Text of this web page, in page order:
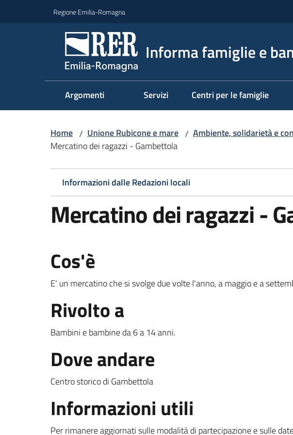
Regione Emilia-Romagna
Informa famiglie e
Argomenti Servizi Centri per le famiglie
Home / Unione Rubicone e mare / Ambiente, solidarietà e
Mercatino dei ragazzi - Gambettola
Informazioni dalle Redazioni locali
Mercatino dei ragazzi -
Cos'è
E' un mercatino che si svolge due volte l'anno, a maggio e a
Rivolto a
Bambini e bambine da 6 a 14 anni.
Dove andare
Centro storico di Gambettola
Informazioni utili
Per rimanere aggiornati sulle modalità di partecipazione e sulle